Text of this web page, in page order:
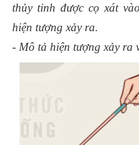
thủy tinh được cọ xát
hiện tượng xảy ra.
- Mô tả hiện tượng xảy ra